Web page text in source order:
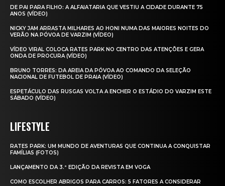
DE PAI PARA FILHO: A ALFAIATARIA QUE VESTIU A CIDADE DURANTE 75
ANOS (VÍDEO)
NICKY JAM ARRASTA MILHARES AO HONI NUMA DAS MAIORES NOITES DO
VERÃO NA PÓVOA DE VARZIM (VÍDEO)
VÍDEO VIRAL COLOCA RATES PARK NO CENTRO DAS ATENÇÕES E GERA
ONDA DE PROCURA (VÍDEO)
BRUNO TORRES: DA AREIA DA PÓVOA AO COMANDO DA SELEÇÃO
NACIONAL DE FUTEBOL DE PRAIA (VÍDEO)
ESPETÁCULO DAS RUSGAS VOLTA A ENCHER O ESTÁDIO DO VARZIM ESTE
SÁBADO (VÍDEO)
LIFESTYLE
RATES PARK: UM MUNDO DE AVENTURAS QUE CONTINUA A CONQUISTAR
FAMÍLIAS (FOTOS)
LANÇAMENTO DA 3.ª EDIÇÃO DA REVISTA EM VOGA
COMO ESCOLHER ABRIGOS PARA CARROS: 5 FATORES A CONSIDERAR